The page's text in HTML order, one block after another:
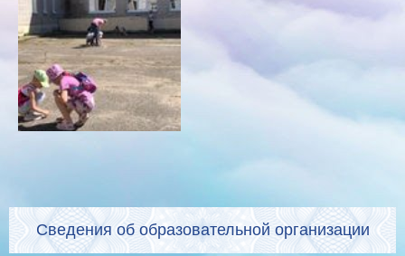
Сведения об образовательной организации